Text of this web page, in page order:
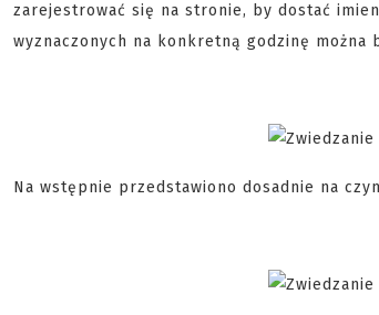
zarejestrować się na stronie, by dostać
wyznaczonych na konkretną godzinę można
Na wstępnie przedstawiono dosadnie na